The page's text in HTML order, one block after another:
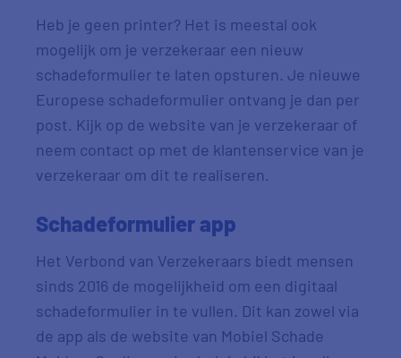
Heb je geen printer? Het is meestal ook
mogelijk om je verzekeraar een nieuw
schadeformulier te laten opsturen. Je nieuwe
Europese schadeformulier ontvang je dan per
post. Kijk op de website van je verzekeraar of
neem contact op met de klantenservice van je
verzekeraar om dit te realiseren.
Schadeformulier app
Het Verbond van Verzekeraars biedt mensen
sinds 2016 de mogelijkheid om een digitaal
schadeformulier in te vullen. Dit kan zowel via
de app als de website van Mobiel Schade